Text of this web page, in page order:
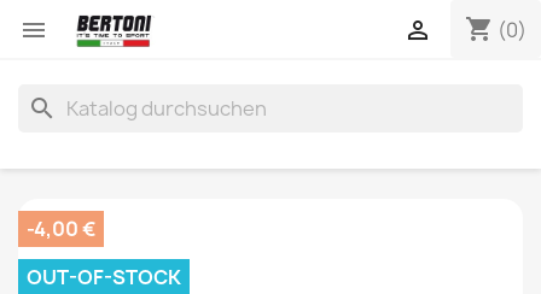
 shopping_cart (0)

search
-4,00 €
OUT-OF-STOCK